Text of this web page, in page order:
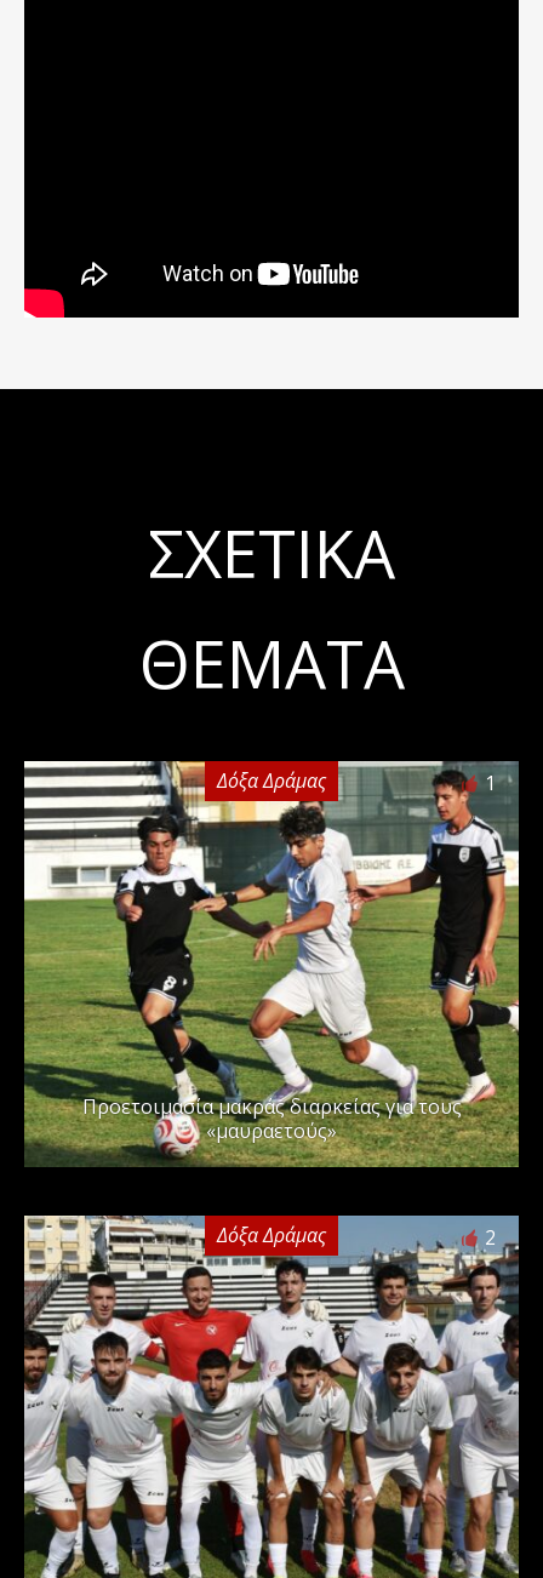
ΣΧΕΤΙΚΆ
ΘΈΜΑΤΑ
Δόξα Δράμας 1
Προετοιμασία μακράς διαρκείας για τους
«μαυραετούς»
Δόξα Δράμας 2